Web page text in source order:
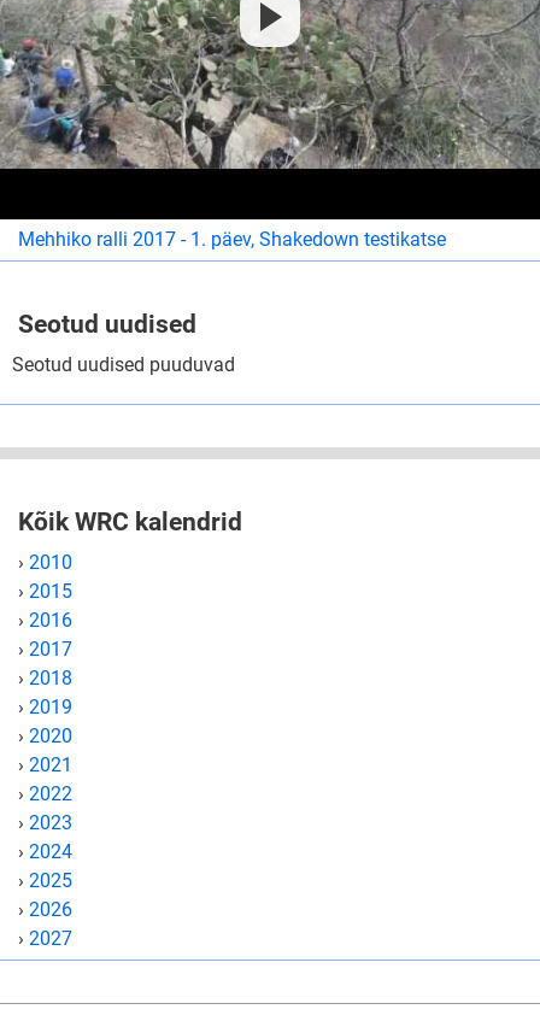
Mehhiko ralli 2017 - 1. päev, Shakedown testikatse
Seotud uudised
Seotud uudised puuduvad
Kõik WRC kalendrid
› 2010
› 2015
› 2016
› 2017
› 2018
› 2019
› 2020
› 2021
› 2022
› 2023
› 2024
› 2025
› 2026
› 2027